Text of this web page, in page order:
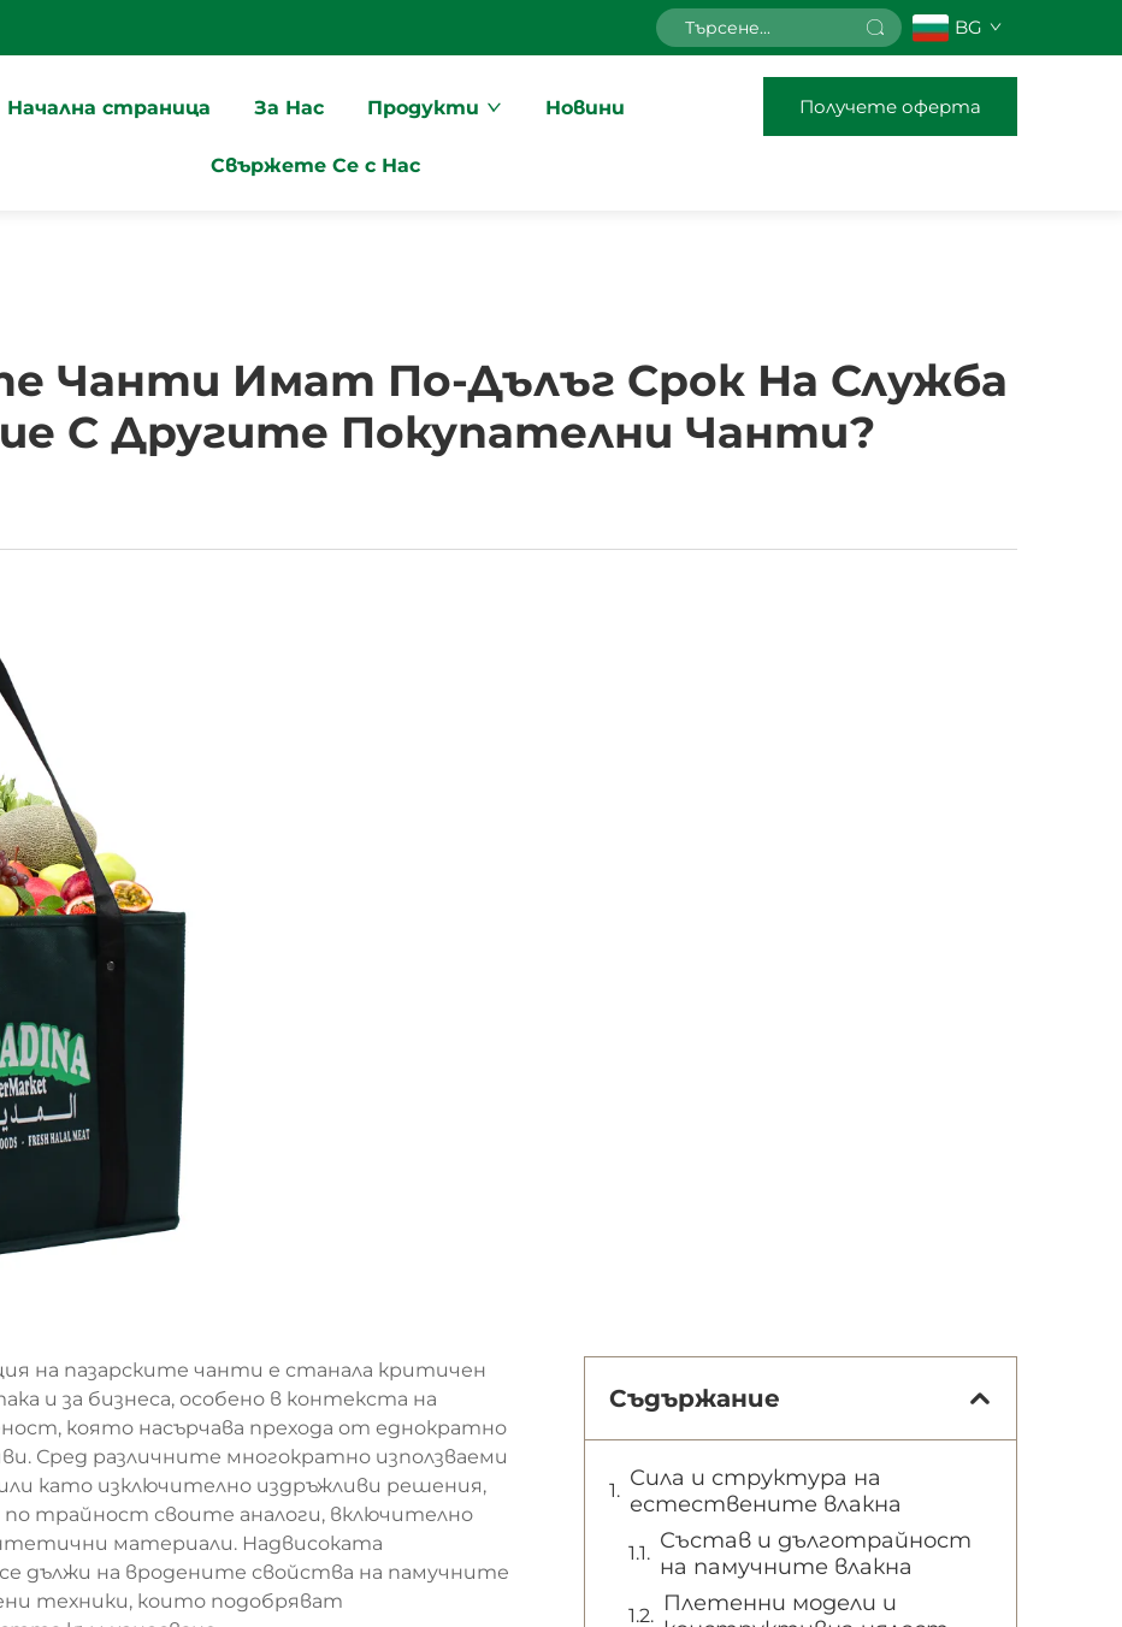
BG
Начална страница За Нас Продукти Новини
Свържете Се с Нас
Получете оферта
Чанти Имат По-Дълъг Срок На Служба
С Другите Покупателни Чанти?
на пазарските чанти е станала критичен
и за бизнеса, особено в контекста на
която насърчава прехода от еднократно
Сред различните многократно използваеми
като изключително издръжливи решения,
трайност своите аналоги, включително
материали. Надвисоката
дължи на вродените свойства на памучните
техники, които подобряват
Съдържание
Сила и структура на
естествените влакна
Състав и дълготрайност
на памучните влакна
Плетенни модели и